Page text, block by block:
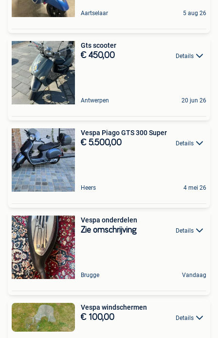
Aartselaar 5 aug 26
Gts scooter
€ 450,00 Details
Antwerpen 20 jun 26
Vespa Piago GTS 300 Super
€ 5.500,00 Details
Heers 4 mei 26
Vespa onderdelen
Zie omschrijving Details
Brugge Vandaag
Vespa windschermen
€ 100,00 Details